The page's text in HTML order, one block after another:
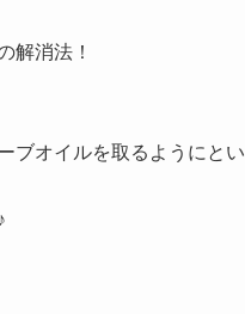
解消法！
ブオイルを取るようにとい